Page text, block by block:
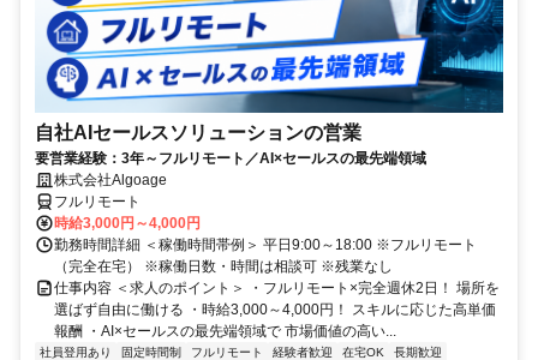
自社AIセールスソリューションの営業
要営業経験：3年～フルリモート／AI×セールスの最先端領域
株式会社Algoage
フルリモート
時給3,000円～4,000円
勤務時間詳細 ＜稼働時間帯例＞ 平日9:00～18:00 ※フルリモート
（完全在宅） ※稼働日数・時間は相談可 ※残業なし
仕事内容 ＜求人のポイント＞ ・フルリモート×完全週休2日！ 場所を
選ばず自由に働ける ・時給3,000～4,000円！ スキルに応じた高単価
報酬 ・AI×セールスの最先端領域で 市場価値の高い...
社員登用あり 固定時間制 フルリモート 経験者歓迎 在宅OK 長期歓迎